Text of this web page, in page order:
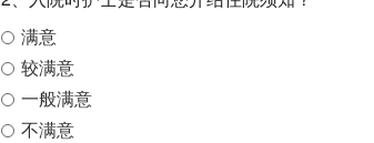
满意
较满意
一般满意
不满意